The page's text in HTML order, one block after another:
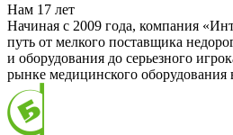
Нам 17 лет
Начиная с 2009 года, компания
путь от мелкого поставщика
и оборудования до серьезного
рынке медицинского оборудования